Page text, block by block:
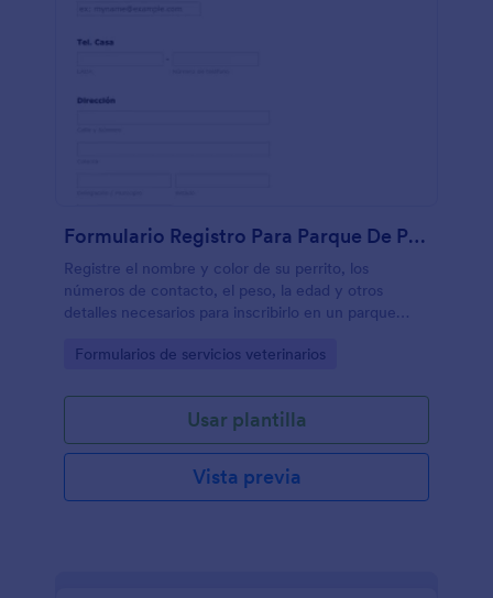
Formulario Registro Para Parque De Perros
Registre el nombre y color de su perrito, los
números de contacto, el peso, la edad y otros
detalles necesarios para inscribirlo en un parque
Go to Category:
Formularios de servicios veterinarios
Usar plantilla
Vista previa